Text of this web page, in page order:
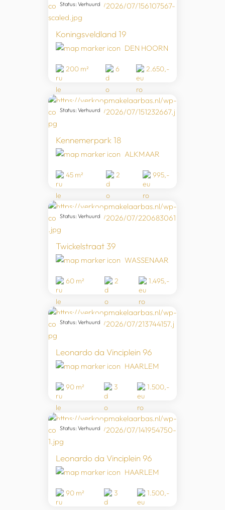
Koningsveldland 19
DEN HOORN
Status: Verhuurd
200 m² 6 2.650,-
Kennemerpark 18
ALKMAAR
Status: Verhuurd
45 m² 2 995,-
Twickelstraat 39
WASSENAAR
Status: Verhuurd
60 m² 2 1.495,-
Leonardo da Vinciplein 96
HAARLEM
Status: Verhuurd
90 m² 3 1.500,-
Leonardo da Vinciplein 96
HAARLEM
Status: Verhuurd
90 m² 3 1.500,-